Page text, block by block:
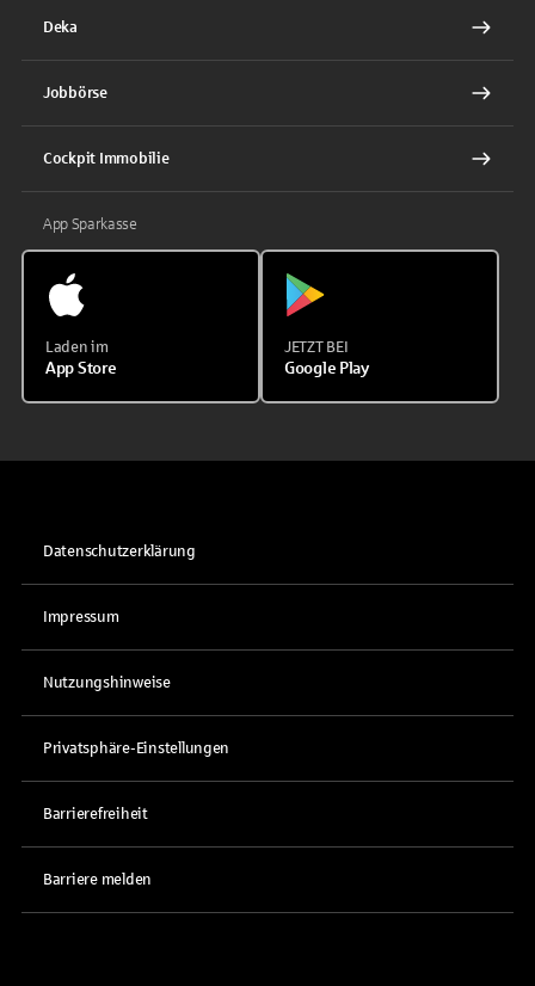
Deka
Jobbörse
Cockpit Immobilie
App Sparkasse
Laden im
App Store
JETZT BEI
Google Play
Datenschutzerklärung
Impressum
Nutzungshinweise
Privatsphäre-Einstellungen
Barrierefreiheit
Barriere melden